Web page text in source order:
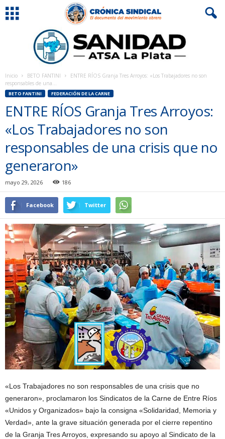
Inicio BETO FANTINI
ENTRE RÍOS Granja Tres Arroyos: «Los Trabajadores no son
responsables de una...
BETO FANTINI FEDERACIÓN DE LA CARNE
ENTRE RÍOS Granja Tres Arroyos:
«Los Trabajadores no son
responsables de una crisis que no
generaron»
mayo 29, 2026 186
Facebook Twitter
«Los Trabajadores no son responsables de una crisis que no
generaron», proclamaron los Sindicatos de la Carne de Entre Ríos
«Unidos y Organizados» bajo la consigna «Solidaridad, Memoria y
Verdad», ante la grave situación generada por el cierre repentino
de la Granja Tres Arroyos, expresando su apoyo al Sindicato de la